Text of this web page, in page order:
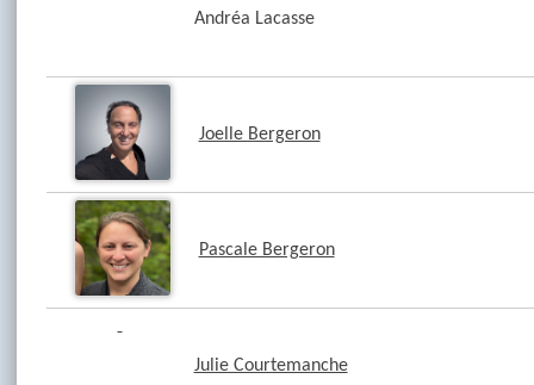
Andréa Lacasse
Joelle Bergeron
Pascale Bergeron
Julie Courtemanche